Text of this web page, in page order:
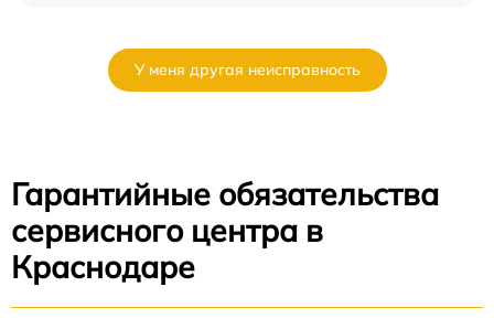
У меня другая неисправность
Гарантийные обязательства
сервисного центра в
Краснодаре